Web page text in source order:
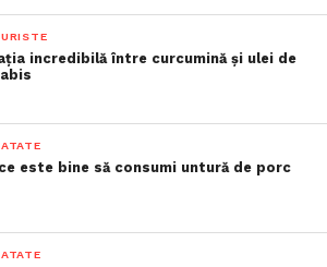
incredibilă între curcumină și ulei de
este bine să consumi untură de porc